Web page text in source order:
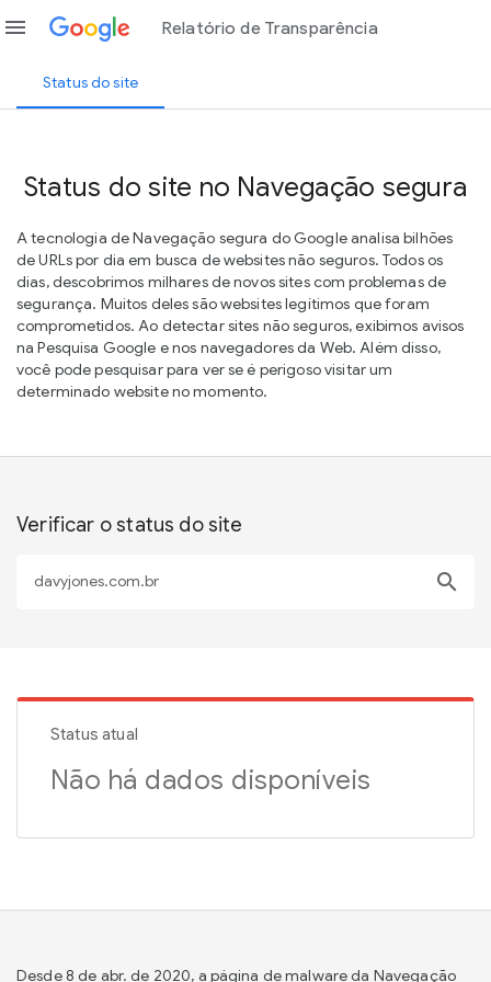
menu Relatório de Transparência
Status do site
Status do site no Navegação segura
A tecnologia de Navegação segura do Google analisa bilhões
de URLs por dia em busca de websites não seguros. Todos os
dias, descobrimos milhares de novos sites com problemas de
segurança. Muitos deles são websites legítimos que foram
comprometidos. Ao detectar sites não seguros, exibimos avisos
na Pesquisa Google e nos navegadores da Web. Além disso,
você pode pesquisar para ver se é perigoso visitar um
determinado website no momento.
Verificar o status do site
search
Status atual
Não há dados disponíveis
Desde 8 de abr. de 2020, a página de malware da Navegação